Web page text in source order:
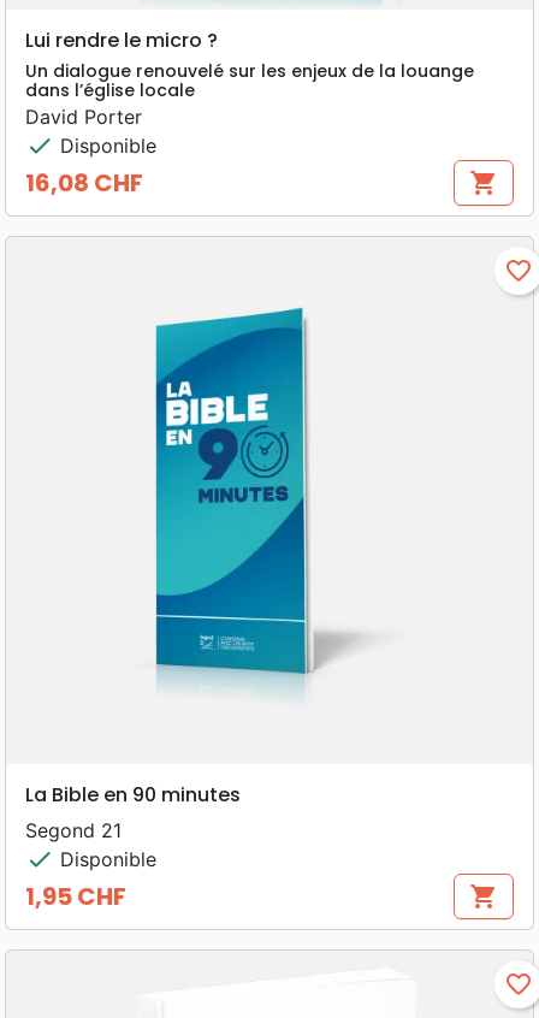
Lui rendre le micro ?
Un dialogue renouvelé sur les enjeux de la louange
dans l’église locale
David Porter
check Disponible
Prix
16,08 CHF shopping_cart
favorite_border
La Bible en 90 minutes
Segond 21
check Disponible
Prix
1,95 CHF shopping_cart
favorite_border